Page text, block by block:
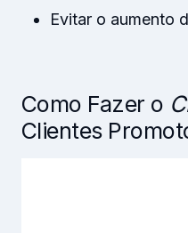
Evitar o aumento
Como Fazer o
Clientes